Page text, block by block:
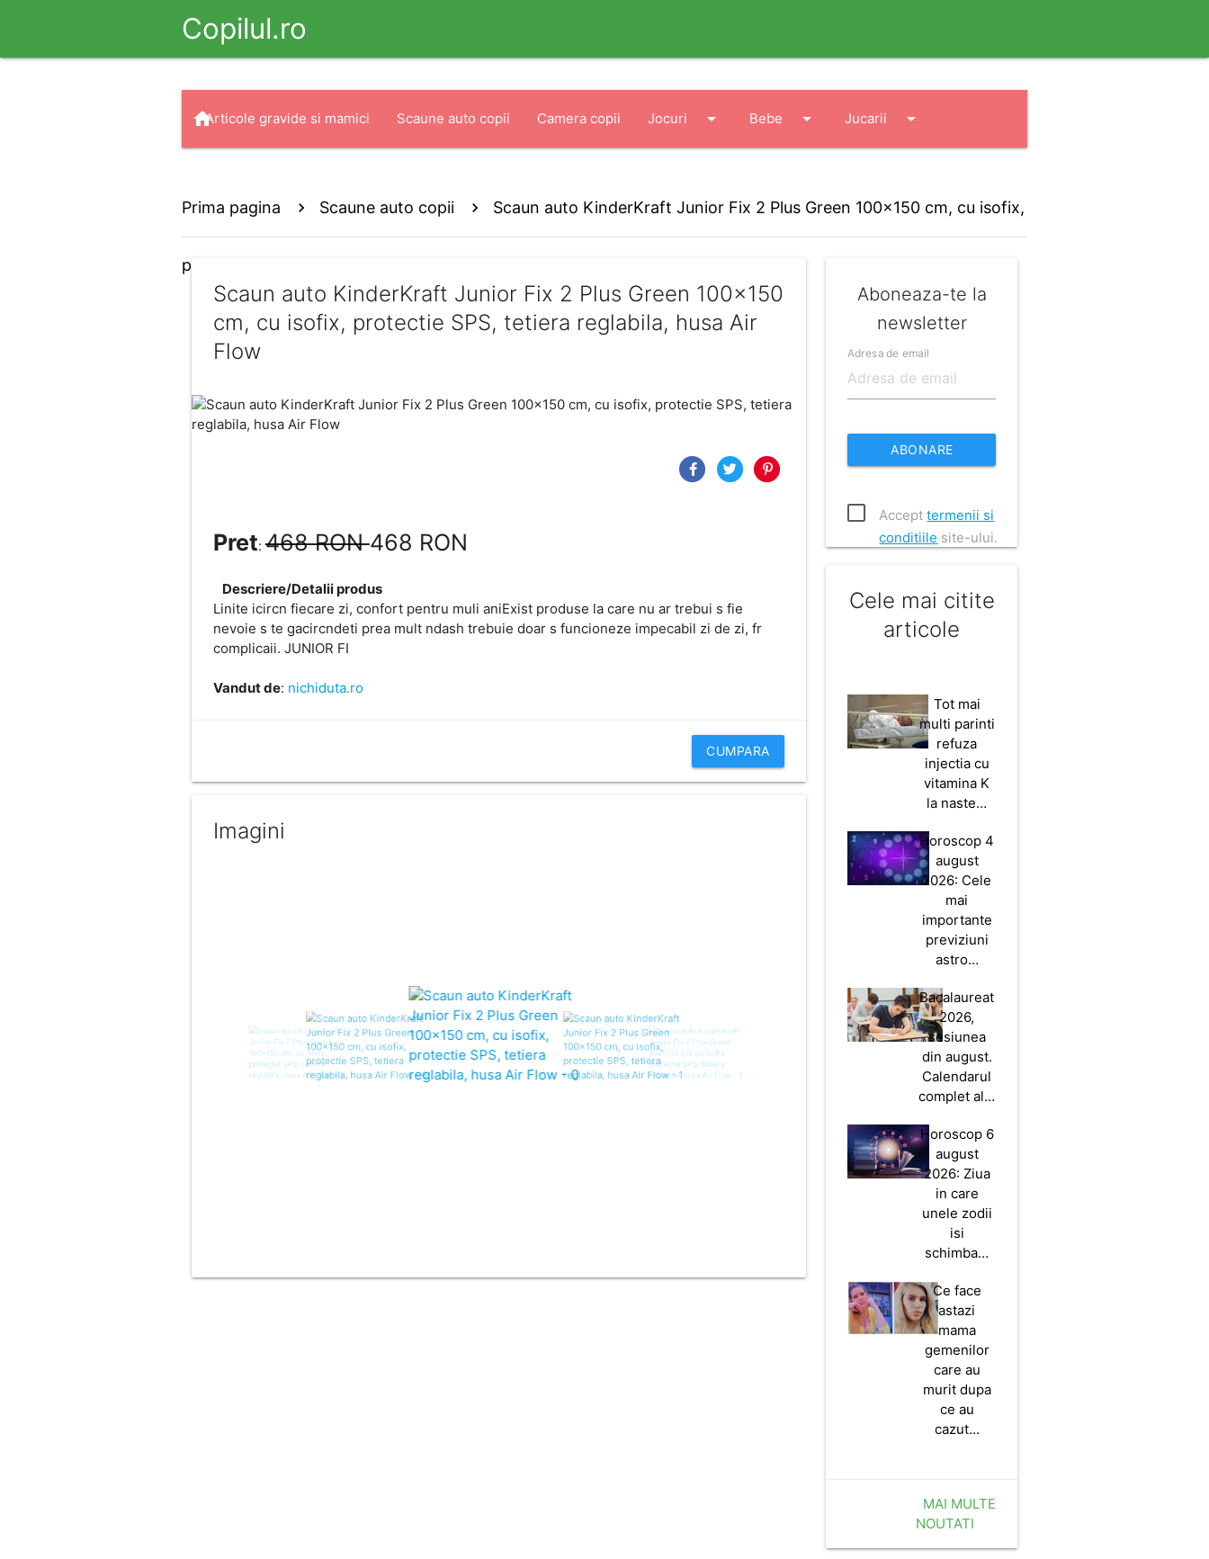
Copilul.ro
homeArticole gravide si mamici Scaune auto copii Camera copii Jocuri arrow_drop_down Bebe arrow_drop_down Jucarii arrow_drop_down
Prima pagina Scaune auto copii Scaun auto KinderKraft Junior Fix 2 Plus Green 100x150 cm, cu isofix,
protectie SPS, tetiera reglabila, husa Air Flow
Scaun auto KinderKraft Junior Fix 2 Plus Green 100x150
cm, cu isofix, protectie SPS, tetiera reglabila, husa Air
Flow
Pret:468 RON468 RON
Descriere/Detalii produs
Linite icircn fiecare zi, confort pentru muli aniExist produse la care nu ar trebui s fie
nevoie s te gacircndeti prea mult ndash trebuie doar s funcioneze impecabil zi de zi, fr
complicaii. JUNIOR FI
Vandut de: nichiduta.ro
CUMPARA
Imagini
Aboneaza-te la
newsletter
Adresa de email
ABONARE
Accepttermenii si
conditiile site-ului.
Cele mai citite
articole
Tot mai
multi parinti
refuza
injectia cu
vitamina K
la naste…
Horoscop 4
august
2026: Cele
mai
importante
previziuni
astro…
Bacalaureat
2026,
sesiunea
din august.
Calendarul
complet al…
Horoscop 6
august
2026: Ziua
in care
unele zodii
isi
schimba…
Ce face
astazi
mama
gemenilor
care au
murit dupa
ce au
cazut…
MAI MULTE
NOUTATI